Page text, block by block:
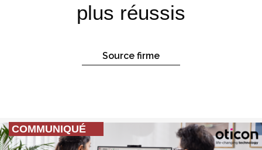
plus réussis
Source firme
COMMUNIQUÉ